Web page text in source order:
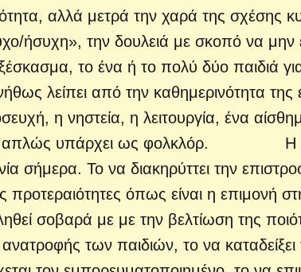
αλλά μετρά την χαρά της σχέσης
ήσυχη», την δουλειά με σκοπό να μην
ξέσκασμα, το ένα ή το πολύ δύο παιδιά
λείπει από την καθημερινότητα της
η νηστεία, η λειτουργία, ένα
απλώς υπάρχει ως φολκλόρ. Η
σήμερα. Το να διακηρύττει την
προτεραιότητες όπως είναι η επιμονή
σοβαρά με με την βελτίωση της
των παιδιών, το να